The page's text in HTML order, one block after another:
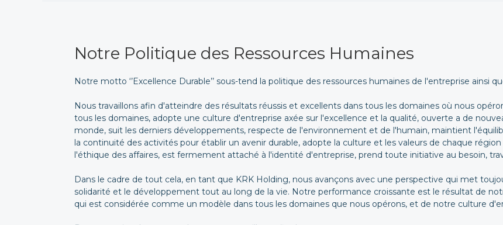
Notre Politique des Ressources Humaines
Notre motto ‘’Excellence Durable’’ sous-tend la politique des ressources humaines de l'entreprise ainsi
Nous travaillons afin d'atteindre des résultats réussis et excellents dans tous les domaines où nous
tous les domaines, adopte une culture d'entreprise axée sur l'excellence et la qualité, ouverte a de
monde, suit les derniers développements, respecte de l'environnement et de l'humain, maintient
la continuité des activités pour établir un avenir durable, adopte la culture et les valeurs de chaque
l'éthique des affaires, est fermement attaché à l'identité d'entreprise, prend toute initiative au besoin,
Dans le cadre de tout cela, en tant que KRK Holding, nous avançons avec une perspective qui met
solidarité et le développement tout au long de la vie. Notre performance croissante est le résultat de
qui est considérée comme un modèle dans tous les domaines que nous opérons, et de notre culture